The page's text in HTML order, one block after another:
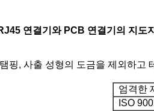
연결기와 PCB 연결기의 지도
핑, 사출 성형의 도금을 제외하고
엄격한
ISO